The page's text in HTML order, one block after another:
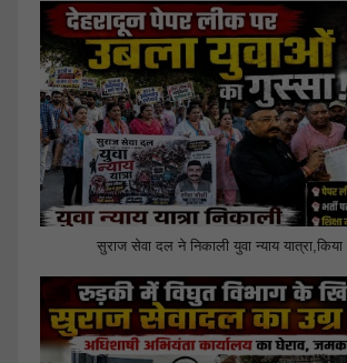
सुराज सेवा दल ने निकाली युवा न्याय यात्रा,किया